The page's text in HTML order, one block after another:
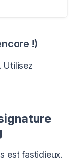
!)
Utilisez
est fastidieux.